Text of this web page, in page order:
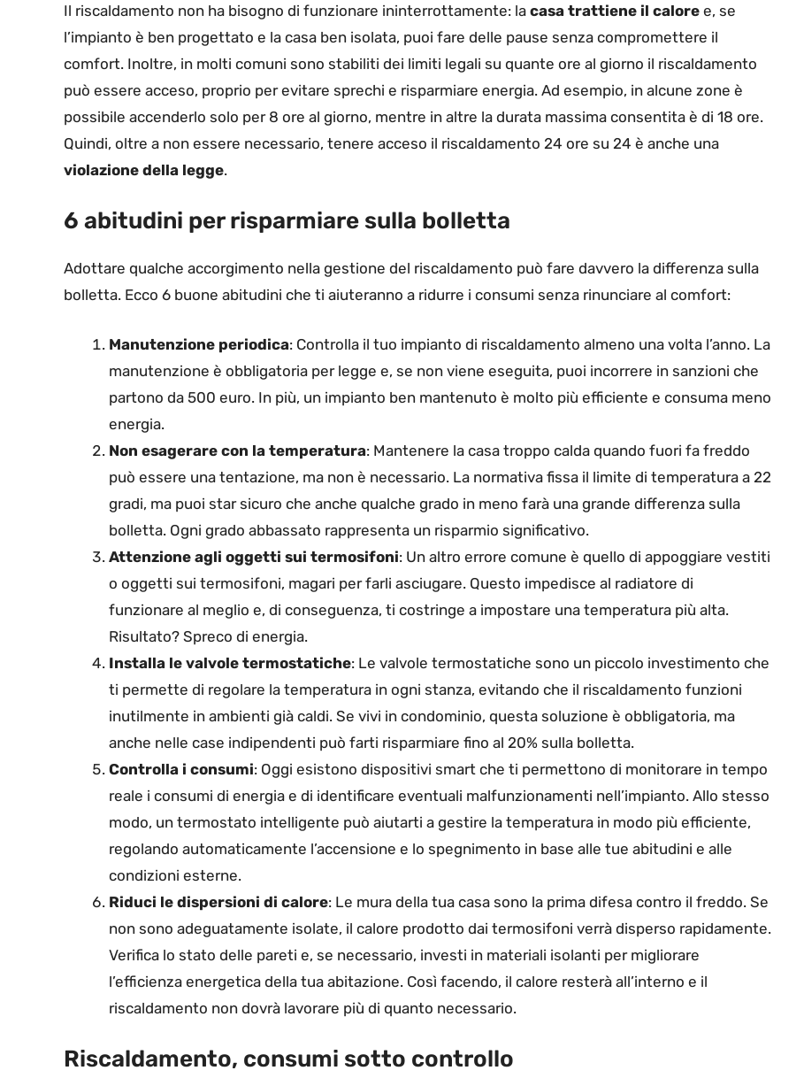
Il riscaldamento non ha bisogno di funzionare ininterrottamente: la casa trattiene il calore e, se
l’impianto è ben progettato e la casa ben isolata, puoi fare delle pause senza compromettere il
comfort. Inoltre, in molti comuni sono stabiliti dei limiti legali su quante ore al giorno il riscaldamento
può essere acceso, proprio per evitare sprechi e risparmiare energia. Ad esempio, in alcune zone è
possibile accenderlo solo per 8 ore al giorno, mentre in altre la durata massima consentita è di 18 ore.
Quindi, oltre a non essere necessario, tenere acceso il riscaldamento 24 ore su 24 è anche una
violazione della legge.
6 abitudini per risparmiare sulla bolletta
Adottare qualche accorgimento nella gestione del riscaldamento può fare davvero la differenza sulla
bolletta. Ecco 6 buone abitudini che ti aiuteranno a ridurre i consumi senza rinunciare al comfort:
Manutenzione periodica: Controlla il tuo impianto di riscaldamento almeno una volta l’anno. La
manutenzione è obbligatoria per legge e, se non viene eseguita, puoi incorrere in sanzioni che
partono da 500 euro. In più, un impianto ben mantenuto è molto più efficiente e consuma meno
energia.
Non esagerare con la temperatura: Mantenere la casa troppo calda quando fuori fa freddo
può essere una tentazione, ma non è necessario. La normativa fissa il limite di temperatura a 22
gradi, ma puoi star sicuro che anche qualche grado in meno farà una grande differenza sulla
bolletta. Ogni grado abbassato rappresenta un risparmio significativo.
Attenzione agli oggetti sui termosifoni: Un altro errore comune è quello di appoggiare vestiti
o oggetti sui termosifoni, magari per farli asciugare. Questo impedisce al radiatore di
funzionare al meglio e, di conseguenza, ti costringe a impostare una temperatura più alta.
Risultato? Spreco di energia.
Installa le valvole termostatiche: Le valvole termostatiche sono un piccolo investimento che
ti permette di regolare la temperatura in ogni stanza, evitando che il riscaldamento funzioni
inutilmente in ambienti già caldi. Se vivi in condominio, questa soluzione è obbligatoria, ma
anche nelle case indipendenti può farti risparmiare fino al 20% sulla bolletta.
Controlla i consumi: Oggi esistono dispositivi smart che ti permettono di monitorare in tempo
reale i consumi di energia e di identificare eventuali malfunzionamenti nell’impianto. Allo stesso
modo, un termostato intelligente può aiutarti a gestire la temperatura in modo più efficiente,
regolando automaticamente l’accensione e lo spegnimento in base alle tue abitudini e alle
condizioni esterne.
Riduci le dispersioni di calore: Le mura della tua casa sono la prima difesa contro il freddo. Se
non sono adeguatamente isolate, il calore prodotto dai termosifoni verrà disperso rapidamente.
Verifica lo stato delle pareti e, se necessario, investi in materiali isolanti per migliorare
l’efficienza energetica della tua abitazione. Così facendo, il calore resterà all’interno e il
riscaldamento non dovrà lavorare più di quanto necessario.
Riscaldamento, consumi sotto controllo